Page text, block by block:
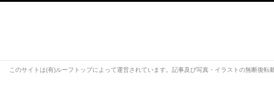
このサイトは(有)ルーフトップによって運営されています。記事及び写真・イラストの無断復転